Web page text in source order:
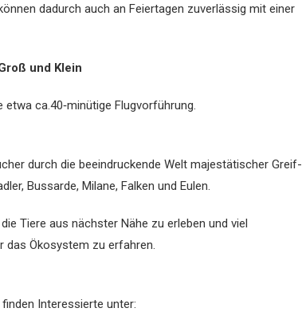
dadurch auch an Feiertagen zuverlässig mit einer
und Klein
ca.40‑minütige Flugvorführung.
durch die beeindruckende Welt majestätischer Greif-
Bussarde, Milane, Falken und Eulen.
Tiere aus nächster Nähe zu erleben und viel
das Ökosystem zu erfahren.
Interessierte unter: